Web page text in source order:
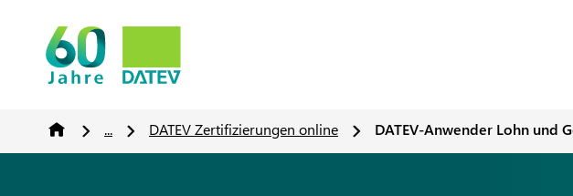
... DATEV Zertifizierungen online DATEV-Anwender Lohn und